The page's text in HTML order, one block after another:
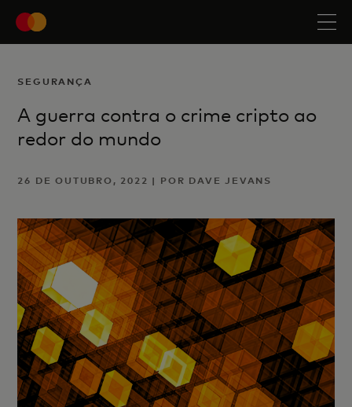
SEGURANÇA
A guerra contra o crime cripto ao
redor do mundo
26 DE OUTUBRO, 2022 | POR DAVE JEVANS